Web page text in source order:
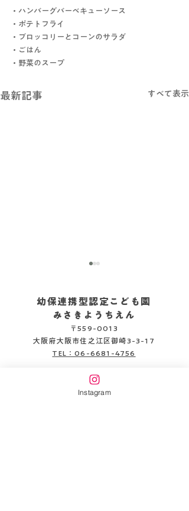
・ハンバーグバーベキューソース
・ポテトフライ
・ブロッコリーとコーンのサラダ
・ごはん
・野菜のスープ
最新記事 すべて表示
2026.08.06
幼保連携型認定こども園
みさきようちえん
〒559-0013
大阪府大阪市住之江区御崎3-3-17
TEL：06-6681-4756
企業主導型保育施設
みさきピッコロ保育園
Instagram